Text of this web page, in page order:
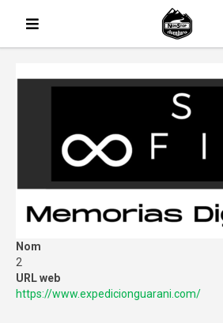
Nom
2
URL web
https://www.expedicionguarani.com/